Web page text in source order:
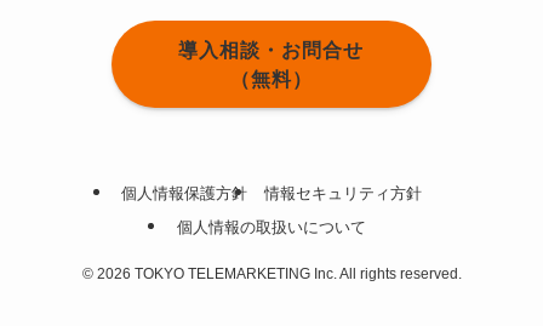
導入相談・お問合せ
（無料）
個人情報保護方針
情報セキュリティ方針
個人情報の取扱いについて
©2026 TOKYO TELEMARKETING Inc. All rights reserved.